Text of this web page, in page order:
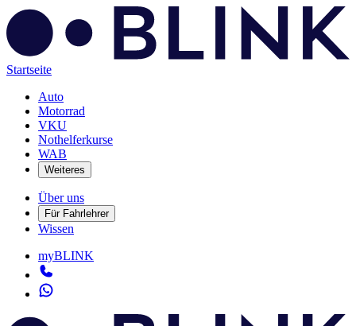
Startseite
Auto
Motorrad
VKU
Nothelferkurse
WAB
Weiteres
Über uns
Für Fahrlehrer
Wissen
myBLINK